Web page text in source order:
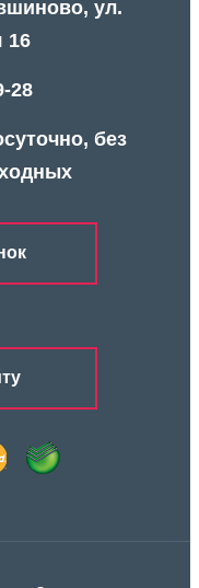
ул.
16
28
без